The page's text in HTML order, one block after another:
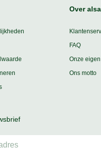
Over
FAQ
Onze
Ons motto